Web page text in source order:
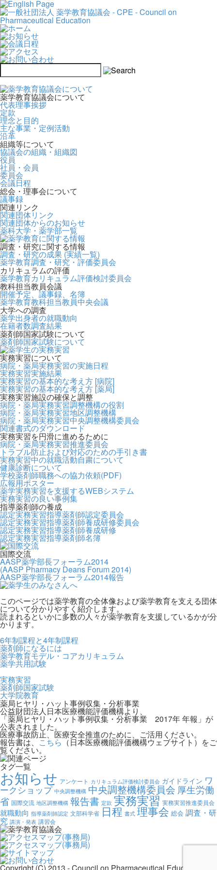
薬学教育協議会について
代表理事挨拶
定款
理念と目的
主な事業・定例活動
沿革
組織等について
協議会の組織・組織図
役員
社員・会員
委員会
会議日程
総会・理事会について
議事録
関連リンク
関連団体リンク
関連団体からのお知らせ
薬科大学・薬学部一覧
調査・研究に関する情報
調査・研究の成果 (実績一覧)
薬学教育調査・研究・評価委員会
カリキュラムの評価
薬学教育カリキュラム評価検討委員会
教科担当教員会議
開催予定、議事録、名簿
薬学教育教科担当教員中央会議
大学への調査
薬学出身者の就職動向
在籍者数調査結果
薬剤師国家試験について
薬剤師国家試験について
実務実習について
病院・薬局実務実習の実施日程
実務実習実施結果
実務実習の基本的な考え方 [病院]
実務実習の基本的な考え方 [薬局]
実務実習施設の確保と調整
病院・薬局実務実習調整機構の役割
病院・薬局実務実習地区調整機構
病院・薬局実務実習中央調整機構委員会
関連書式のダウンロード
実務実習を円滑に進めるために
病院・薬局実務実習推進委員会
トラブル防止および対応のための手引き書
実務実習中の就職活動自粛について
健康診断について
学校薬剤師職務への協力依頼(PDF)
広報用ポスター
薬学実務実習を支援するWEBシステム
実務実習の良い事例集
指導薬剤師の養成
認定実務実習指導薬剤師認定委員会
認定実務実習指導薬剤師養成研修委員会
認定実務実習指導薬剤師養成研修
認定実務実習指導薬剤師名簿
国際交流
AASP薬学部長フォーラム2014
(AASP Pharmacy Deans Forum 2014)
AASP薬学部長フォーラム2014報告
このページでは薬学教育の全体像および薬学教育を支える団体
について分かりやすく紹介します。
読まれるといかに多数の人々が薬学教育を支援しているかが分
かります。
6年制課程と4年制課程
薬剤師になるには
薬学教育モデル・コアカリキュラム
薬学共用試験
実務実習
薬剤師国家試験
大学院教育
薬局ヒヤリ・ハット事例収集・分析事業
公益財団法人日本医療機能評価機構より、
「薬局ヒヤリ・ハット事例収集・分析事業 2017年 年報」が
公表されました。
医療事故防止、医療安全推進のために、ご活用ください。
報告書は、 こちら（日本医療機能評価機構ウェブサイト）をご
覧ください。
タグ一覧
お知らせ アンケート カリキュラム評価検討委員会 ガイドライン ワ
ークショップ 中央調整機構 中央調整機構委員会 厚生労働
省 国際交流 地区調整機構 報告書 定款 実務実習 実務実習推進委員会
就職動向 指導薬剤師認定 文部科学省 日程 書式 理事会 総会 調査・研
究 講演・発表 講習会